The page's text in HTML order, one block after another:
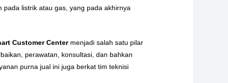
listrik atau gas, yang pada akhirnya
Customer Centermenjadi salah satu pilar
perawatan, konsultasi, dan bahkan
purna jual ini juga berkat tim teknisi